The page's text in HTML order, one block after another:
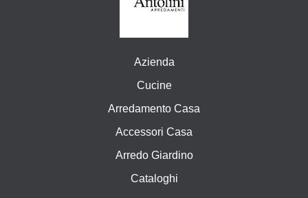
Azienda
Cucine
Arredamento Casa
Accessori Casa
Arredo Giardino
Cataloghi